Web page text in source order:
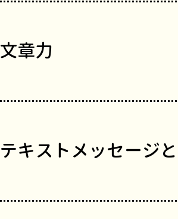
文章力
テキストメッセージ